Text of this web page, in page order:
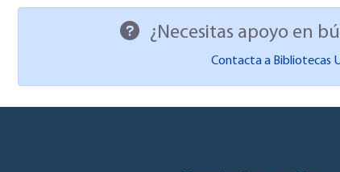
¿Necesitas apoyo en
Contacta a Bibliotecas